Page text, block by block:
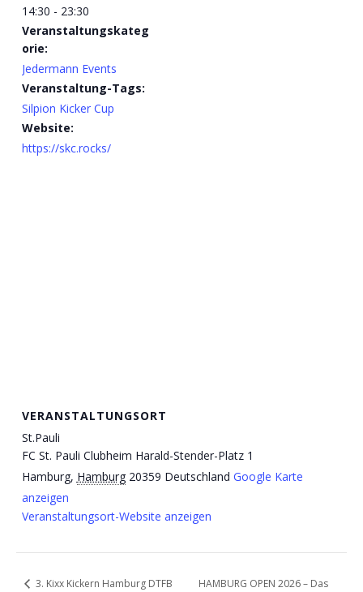
14:30 - 23:30
Veranstaltungskateg
orie:
Jedermann Events
Veranstaltung-Tags:
Silpion Kicker Cup
Website:
https://skc.rocks/
VERANSTALTUNGSORT
St.Pauli
FC St. Pauli Clubheim Harald-Stender-Platz 1
Hamburg, Hamburg 20359 Deutschland Google Karte
anzeigen
Veranstaltungsort-Website anzeigen
3. Kixx Kickern Hamburg DTFB
HAMBURG OPEN 2026 – Das